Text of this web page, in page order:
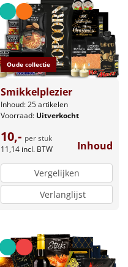
Oude collectie
Smikkelplezier
Inhoud: 25 artikelen
Voorraad: Uitverkocht
10,- per stuk
11,14 incl. BTW Inhoud
Vergelijken
Verlanglijst